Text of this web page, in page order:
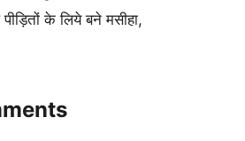
के लिये बने मसीहा,